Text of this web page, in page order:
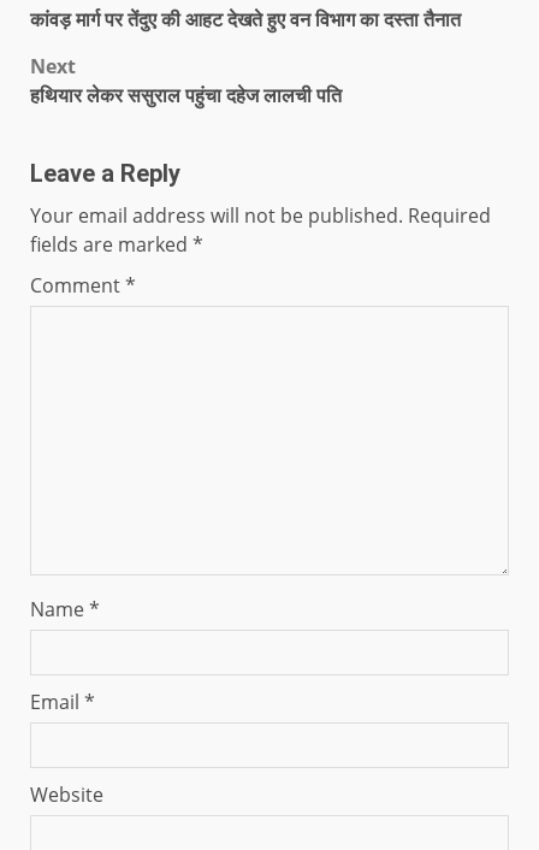
कांवड़ मार्ग पर तेंदुए की आहट देखते हुए वन विभाग का दस्ता तैनात
Next
हथियार लेकर ससुराल पहुंचा दहेज लालची पति
Leave a Reply
Your email address will not be published. Required
fields are marked *
Comment*
Name*
Email *
Website